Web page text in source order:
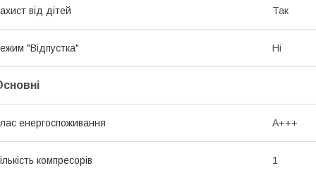
від дітей Так
"Відпустка" Ні
енергоспоживання A+++
компресорів 1